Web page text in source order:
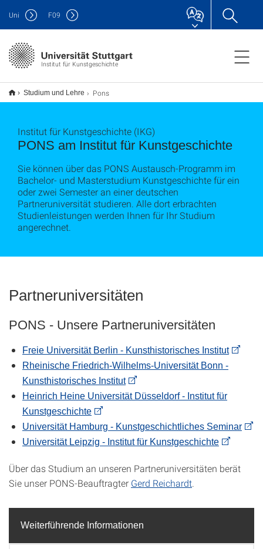
Institut für Kunstgeschichte
Uni F09
Studium und Lehre Pons
PONS am Institut für Kunstgeschichte
Institut für Kunstgeschichte (IKG)
Sie können über das PONS Austausch-Programm im
Bachelor- und Masterstudium Kunstgeschichte für ein
oder zwei Semester an einer deutschen
Partneruniversität studieren. Alle dort erbrachten
Studienleistungen werden Ihnen für Ihr Studium
angerechnet.
Partneruniversitäten
PONS - Unsere Partneruniversitäten
Freie Universität Berlin - Kunsthistorisches Institut
Rheinische Friedrich-Wilhelms-Universität Bonn -
Kunsthistorisches Institut
Heinrich Heine Universität Düsseldorf - Institut für
Kunstgeschichte
Universität Hamburg - Kunstgeschichtliches Seminar
Universität Leipzig - Institut für Kunstgeschichte
Über das Studium an unseren Partneruniversitäten berät
Sie unser PONS-Beauftragter Gerd Reichardt
Weiterführende Informationen